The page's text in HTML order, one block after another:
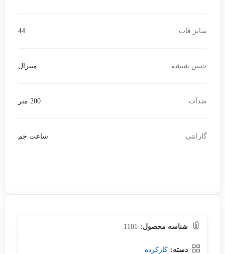
سایز قاب 44
جنس شیشه مینرال
ضدآب 200 متر
گارانتی ساعت جم
شناسه محصول: 1101
دسته: کارکرده